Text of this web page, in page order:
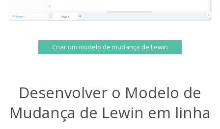
Criar um modelo de mudança de Lewin
Desenvolver o Modelo de
Mudança de Lewin em linha